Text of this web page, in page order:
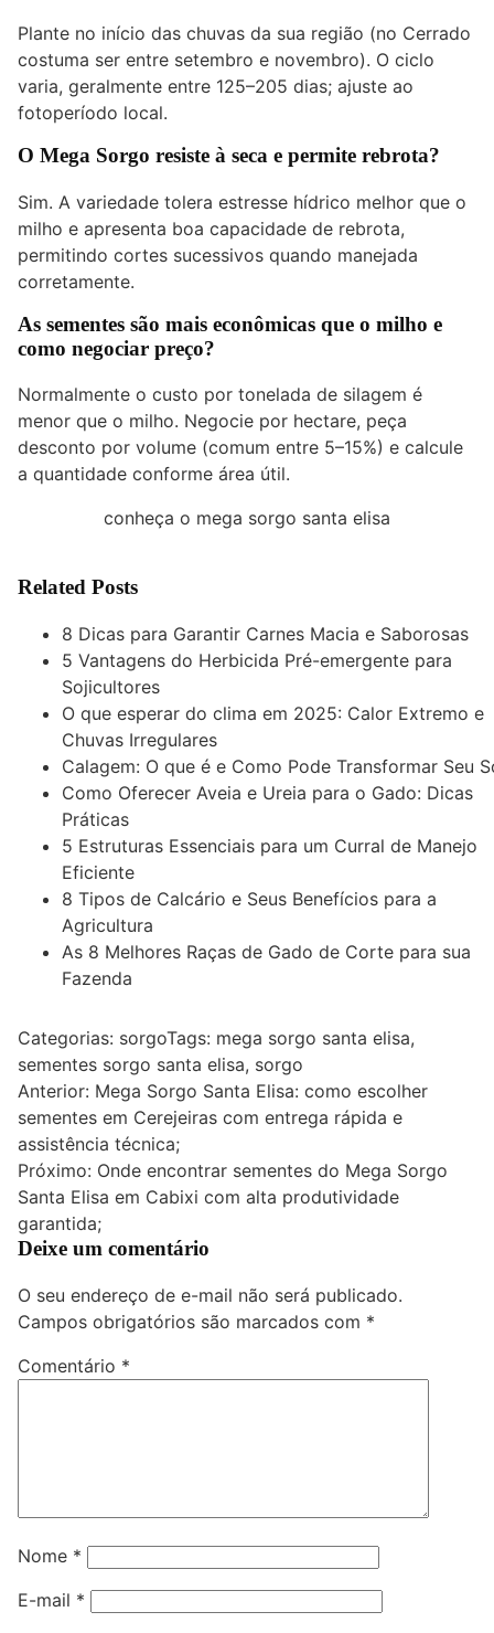
Plante no início das chuvas da sua região (no Cerrado
costuma ser entre setembro e novembro). O ciclo
varia, geralmente entre 125–205 dias; ajuste ao
fotoperíodo local.
O Mega Sorgo resiste à seca e permite rebrota?
Sim. A variedade tolera estresse hídrico melhor que o
milho e apresenta boa capacidade de rebrota,
permitindo cortes sucessivos quando manejada
corretamente.
As sementes são mais econômicas que o milho e
como negociar preço?
Normalmente o custo por tonelada de silagem é
menor que o milho. Negocie por hectare, peça
desconto por volume (comum entre 5–15%) e calcule
a quantidade conforme área útil.
conheça o mega sorgo santa elisa
Related Posts
8 Dicas para Garantir Carnes Macia e Saborosas
5 Vantagens do Herbicida Pré-emergente para
Sojicultores
O que esperar do clima em 2025: Calor Extremo e
Chuvas Irregulares
Calagem: O que é e Como Pode Transformar Seu
Como Oferecer Aveia e Ureia para o Gado: Dicas
Práticas
5 Estruturas Essenciais para um Curral de Manejo
Eficiente
8 Tipos de Calcário e Seus Benefícios para a
Agricultura
As 8 Melhores Raças de Gado de Corte para sua
Fazenda
Categorias: sorgoTags: mega sorgo santa elisa,
sementes sorgo santa elisa, sorgo
Navegação
de
Post
Anterior: Mega Sorgo Santa Elisa: como escolher
sementes em Cerejeiras com entrega rápida e
assistência técnica;
Próximo: Onde encontrar sementes do Mega Sorgo
Santa Elisa em Cabixi com alta produtividade
garantida;
Deixe um comentário
O seu endereço de e-mail não será publicado.
Campos obrigatórios são marcados com *
Comentário *
Nome *
E-mail *